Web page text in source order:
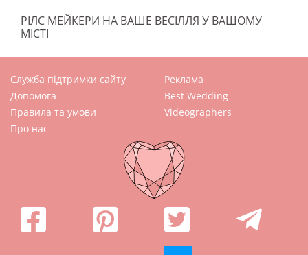
РІЛС МЕЙКЕРИ НА ВАШЕ ВЕСІЛЛЯ У ВАШОМУ
МІСТІ
Служба підтримки сайту
Допомога
Правила та умови
Про нас
Реклама
Best Wedding
Videographers